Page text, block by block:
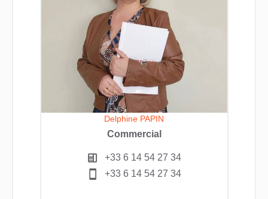
Delphine PAPIN
Commercial
+33 6 14 54 27 34
+33 6 14 54 27 34